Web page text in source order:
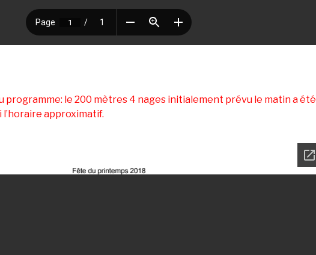
le 200 mètres 4 nages initialement prévu le matin a été
l’horaire approximatif.